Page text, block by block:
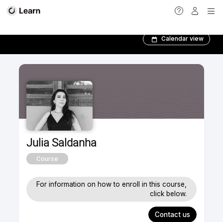
Calendar view
Julia Saldanha
Course
For information on how to enroll in this course,
click below.
Contact us